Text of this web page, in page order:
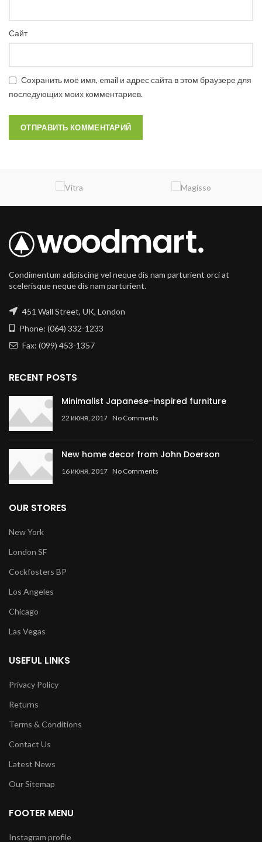
Сайт
Сохранить моё имя, email и адрес сайта в этом браузере для
последующих моих комментариев.
Condimentum adipiscing vel neque dis nam parturient orci at
scelerisque neque dis nam parturient.
451 Wall Street, UK, London
Phone: (064) 332-1233
Fax: (099) 453-1357
RECENT POSTS
Minimalist Japanese-inspired furniture
22 июня, 2017 No Comments
New home decor from John Doerson
16 июня, 2017 No Comments
OUR STORES
New York
London SF
Cockfosters BP
Los Angeles
Chicago
Las Vegas
USEFUL LINKS
Privacy Policy
Returns
Terms & Conditions
Contact Us
Latest News
Our Sitemap
FOOTER MENU
Instagram profile